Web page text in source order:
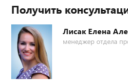
Получить
Лисак Елена
менеджер отдела